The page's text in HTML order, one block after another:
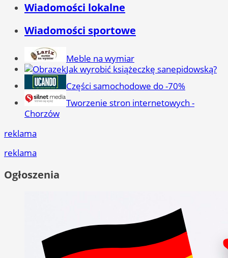
Wiadomości lokalne
Wiadomości sportowe
Meble na wymiar
Jak wyrobić książeczkę sanepidowską?
Części samochodowe do -70%
Tworzenie stron internetowych -
Chorzów
reklama
reklama
Ogłoszenia